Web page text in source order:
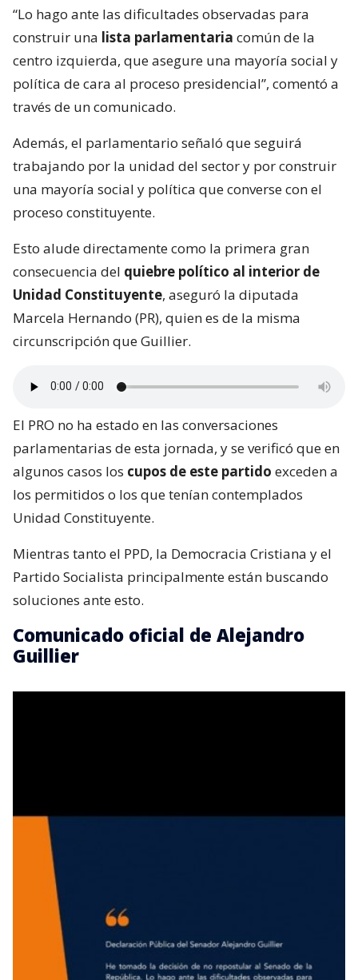
“Lo hago ante las dificultades observadas para
construir una lista parlamentaria común de la
centro izquierda, que asegure una mayoría social y
política de cara al proceso presidencial”, comentó a
través de un comunicado.
Además, el parlamentario señaló que seguirá
trabajando por la unidad del sector y por construir
una mayoría social y política que converse con el
proceso constituyente.
Esto alude directamente como la primera gran
consecuencia del quiebre político al interior de
Unidad Constituyente, aseguró la diputada
Marcela Hernando (PR), quien es de la misma
circunscripción que Guillier.
El PRO no ha estado en las conversaciones
parlamentarias de esta jornada, y se verificó que en
algunos casos los cupos de este partido exceden a
los permitidos o los que tenían contemplados
Unidad Constituyente.
Mientras tanto el PPD, la Democracia Cristiana y el
Partido Socialista principalmente están buscando
soluciones ante esto.
Comunicado oficial de Alejandro
Guillier